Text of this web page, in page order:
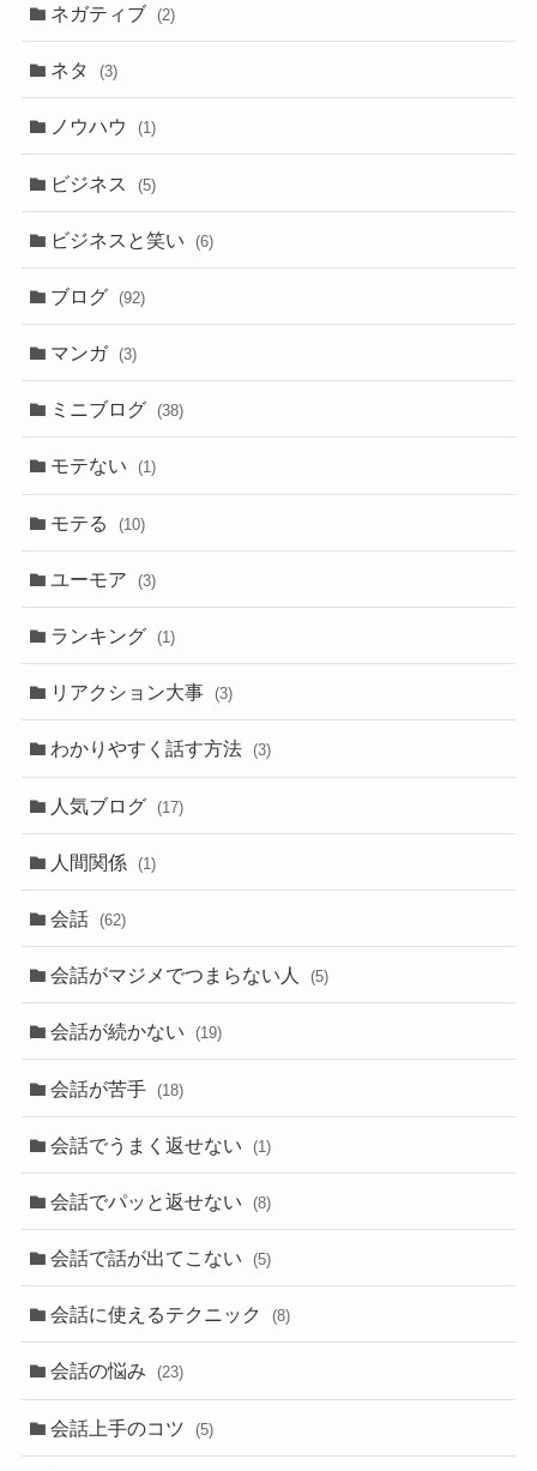
ネガティブ (2)
ネタ (3)
ノウハウ (1)
ビジネス (5)
ビジネスと笑い (6)
ブログ (92)
マンガ (3)
ミニブログ (38)
モテない (1)
モテる (10)
ユーモア (3)
ランキング (1)
リアクション大事 (3)
わかりやすく話す方法 (3)
人気ブログ (17)
人間関係 (1)
会話 (62)
会話がマジメでつまらない人 (5)
会話が続かない (19)
会話が苦手 (18)
会話でうまく返せない (1)
会話でパッと返せない (8)
会話で話が出てこない (5)
会話に使えるテクニック (8)
会話の悩み (23)
会話上手のコツ (5)